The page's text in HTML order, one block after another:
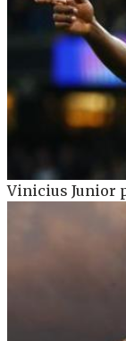
Vinicius Junior